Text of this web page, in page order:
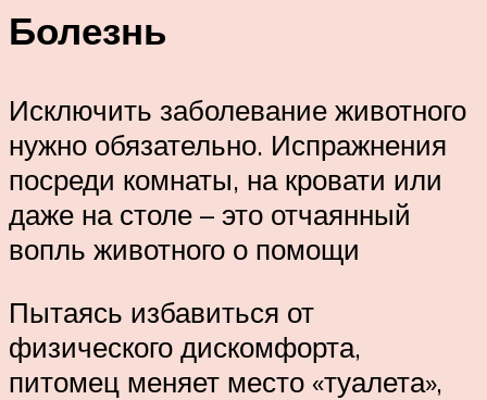
Болезнь
Исключить заболевание животного
нужно обязательно. Испражнения
посреди комнаты, на кровати или
даже на столе – это отчаянный
вопль животного о помощи
Пытаясь избавиться от
физического дискомфорта,
питомец меняет место «туалета»,